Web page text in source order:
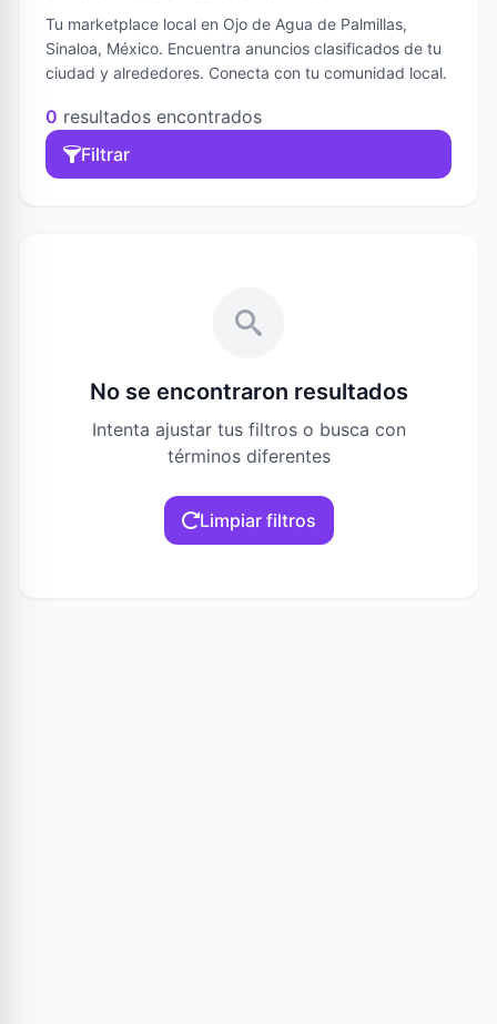
Tu marketplace local en Ojo de Agua de Palmillas,
Sinaloa, México. Encuentra anuncios clasificados de tu
ciudad y alrededores. Conecta con tu comunidad local.
0 resultados encontrados
Filtrar
No se encontraron resultados
Intenta ajustar tus filtros o busca con
términos diferentes
Limpiar filtros